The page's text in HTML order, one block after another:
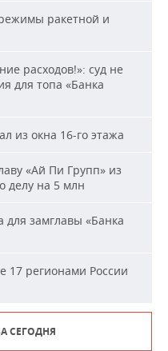
ракетной и
расходов!»: суд не
для топа «Банка
из окна 16-го этажа
«Ай Пи Групп» из
делу на 5 млн
для замглавы «Банка
17 регионами России
СЕГОДНЯ